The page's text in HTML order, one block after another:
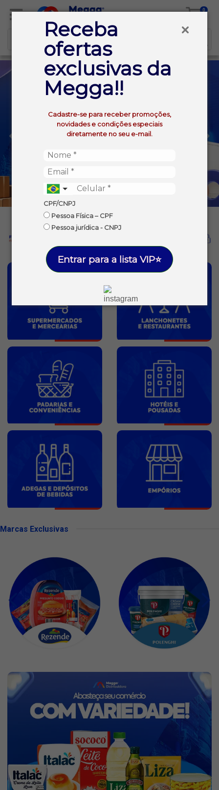
Receba
ofertas
exclusivas da
Megga!!
Cadastre-se para receber promoções,
novidades e condições especiais
diretamente no seu e-mail.
CPF/CNPJ
Pessoa Física – CPF
Pessoa jurídica - CNPJ
Entrar para a lista VIP⭐
0
Marcas Exclusivas